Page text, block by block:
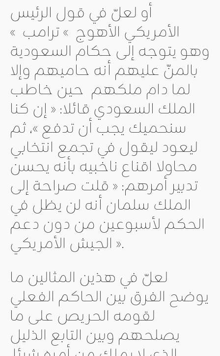
أو لعلّ في قول الرئيس
الأمريكي الأهوج » ترامب »
وهو يتوجه إلى حكام السعودية
بالمنّ عليهم أنه حاميهم وإلا
لما دام ملكهم حين خاطب
الملك السعودي قائلا: « إن كنا
سنحميك يجب أن تدفع »، ثم
ليعود ليقول في تجمع انتخابي
محاولا اقناع ناخبيه بأنه يحسن
تدبير أمرهم: « قلت صراحة إلى
الملك سلمان أنه لن يظل في
الحكم لأسبوعين من دون دعم
الجيش الأمريكي ».
لعلّ في هذين المثالين ما
يوضح الفرق بين الحاكم الفعلي
لقومه الحريص على ما
يصلحهم وبين التابع الذليل